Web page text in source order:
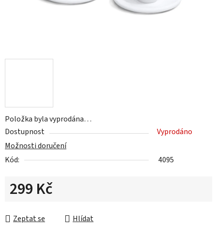
Položka byla vyprodána…
Dostupnost
Vyprodáno
Možnosti doručení
Kód:
4095
299 Kč
Zeptat se
Hlídat